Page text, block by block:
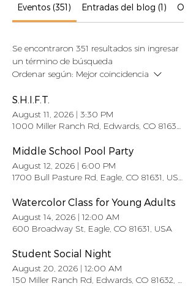
Eventos (351) Entradas del blog (1)
Se encontraron 351 resultados sin ingresar
un término de búsqueda
Ordenar según: Mejor coincidencia
S.H.I.F.T.
August 11, 2026 | 3:30 PM
1000 Miller Ranch Rd, Edwards, CO 81632,
Middle School Pool Party
August 12, 2026 | 6:00 PM
1700 Bull Pasture Rd, Eagle, CO 81631, USA
Watercolor Class for Young Adults
August 14, 2026 | 12:00 AM
600 Broadway St, Eagle, CO 81631, USA
Student Social Night
August 20, 2026 | 12:00 AM
150 Miller Ranch Rd, Edwards, CO 81632, USA